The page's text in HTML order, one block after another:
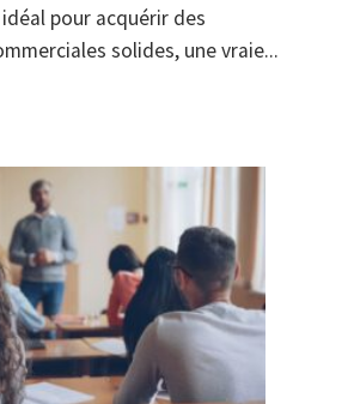
pour acquérir des
solides, une vraie...